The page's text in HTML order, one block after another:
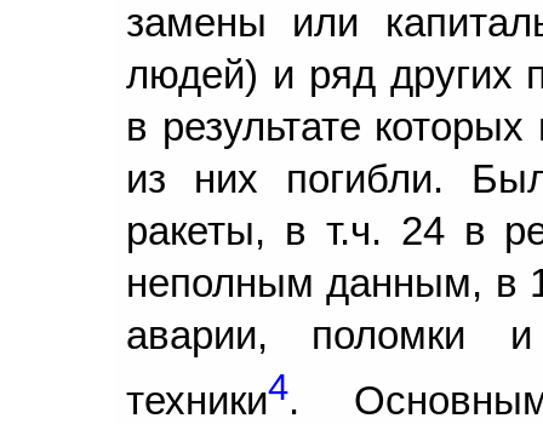
замены или
людей) и ряд других
в результате
из них погибли.
ракеты, в т.ч. 24 в
неполным данным, в
аварии, поломки и
техники4.